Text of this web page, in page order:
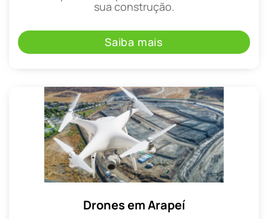
sua construção.
Saiba mais
Drones em Arapeí